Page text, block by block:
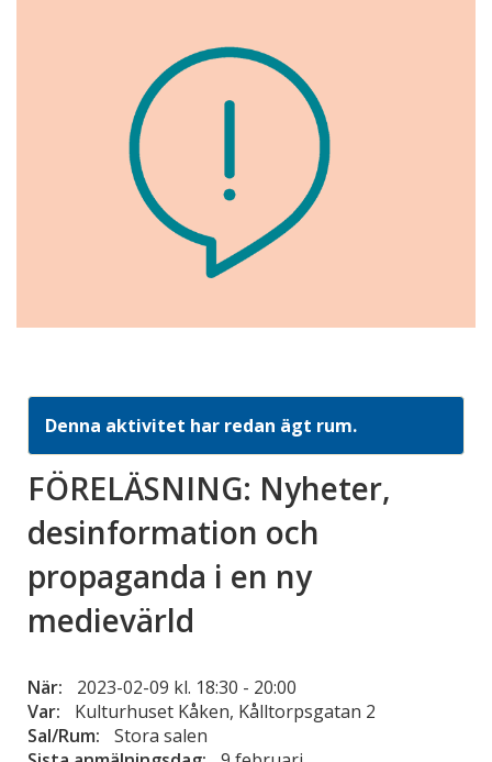
Denna aktivitet har redan ägt rum.
FÖRELÄSNING: Nyheter,
desinformation och
propaganda i en ny
medievärld
När: 2023-02-09 kl. 18:30 - 20:00
Var:
Kulturhuset Kåken, Kålltorpsgatan 2
Sal/Rum:
Stora salen